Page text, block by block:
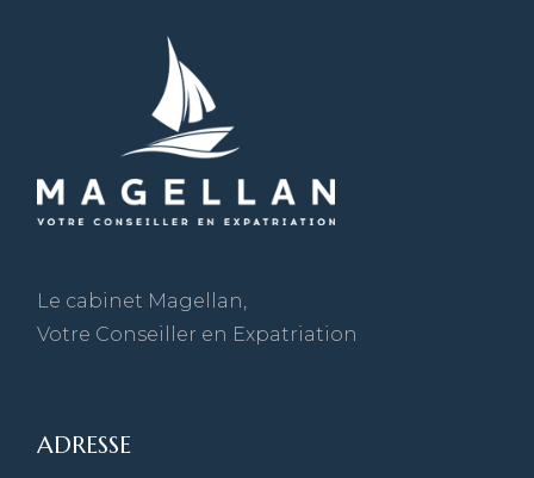
Le cabinet Magellan,
Votre Conseiller en Expatriation
ADRESSE